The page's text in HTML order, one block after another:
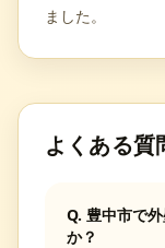
ました。
よくある質
Q. 豊中市で
か？